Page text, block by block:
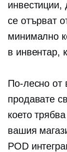
инвестиции,
се отърват
минимално
в инвентар,
По-лесно от
продавате
което
вашия
POD